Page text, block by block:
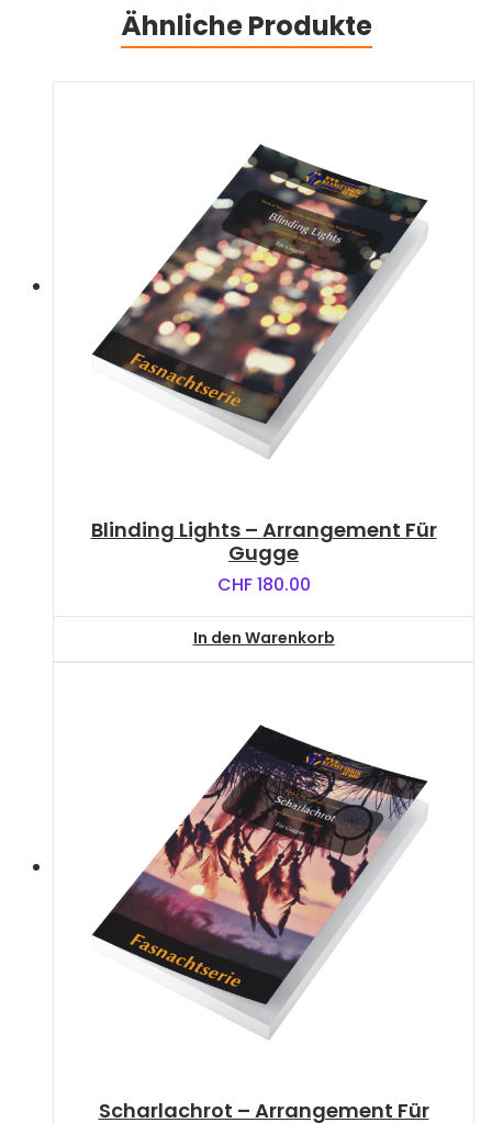
Ähnliche Produkte
Blinding Lights – Arrangement Für
Gugge
CHF180.00
In den Warenkorb
Scharlachrot – Arrangement Für